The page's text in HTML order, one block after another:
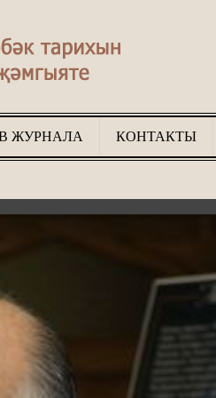
ЖУРНАЛА КОНТАКТЫ